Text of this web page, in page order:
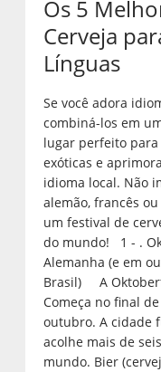
Os 5
Cerveja
Línguas
Se você adora
combiná-los em
lugar perfeito para
exóticas e
idioma local. Não
alemão, francês
um festival de
do mundo! 1 - .
Alemanha (e em
Brasil) A
Começa no final
outubro. A cidade
acolhe mais de
mundo. Bier